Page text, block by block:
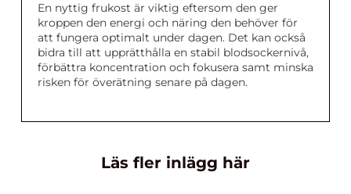
En nyttig frukost är viktig eftersom den ger
kroppen den energi och näring den behöver för
att fungera optimalt under dagen. Det kan också
bidra till att upprätthålla en stabil blodsockernivå,
förbättra koncentration och fokusera samt minska
risken för överätning senare på dagen.
Läs fler inlägg här